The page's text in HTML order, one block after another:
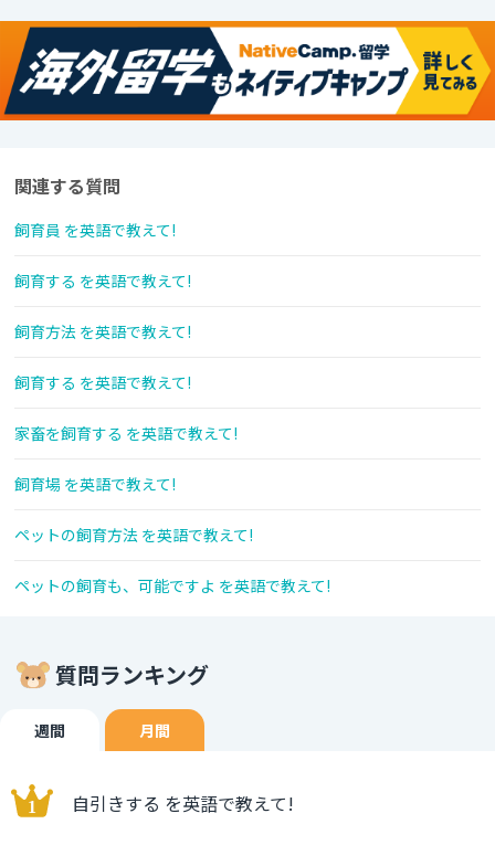
関連する質問
飼育員 を英語で教えて!
飼育する を英語で教えて!
飼育方法 を英語で教えて!
飼育する を英語で教えて!
家畜を飼育する を英語で教えて!
飼育場 を英語で教えて!
ペットの飼育方法 を英語で教えて!
ペットの飼育も、可能ですよ を英語で教えて!
質問ランキング
週間 月間
自引きする を英語で教えて!